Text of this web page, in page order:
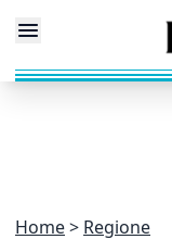
Home Regione